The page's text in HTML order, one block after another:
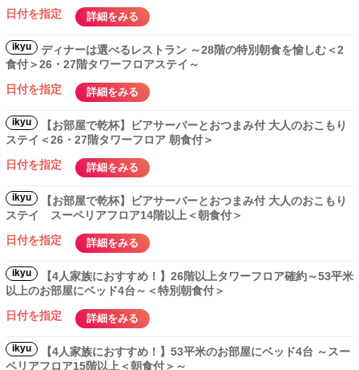
日付を指定
詳細をみる
ikyu
ディナーは選べるレストラン ～28階の特別朝食を愉しむ＜2
食付＞26・27階タワーフロアステイ～
日付を指定
詳細をみる
ikyu
【お部屋で乾杯】ビアサーバーとおつまみ付 大人のおこもり
ステイ＜26・27階タワーフロア 朝食付＞
日付を指定
詳細をみる
ikyu
【お部屋で乾杯】ビアサーバーとおつまみ付 大人のおこもり
ステイ スーペリアフロア14階以上＜朝食付＞
日付を指定
詳細をみる
ikyu
【4人家族におすすめ！】26階以上タワーフロア確約～53平米
以上のお部屋にベッド4台～＜特別朝食付＞
日付を指定
詳細をみる
ikyu
【4人家族におすすめ！】53平米のお部屋にベッド4台 ～スー
ペリアフロア15階以上＜朝食付＞～